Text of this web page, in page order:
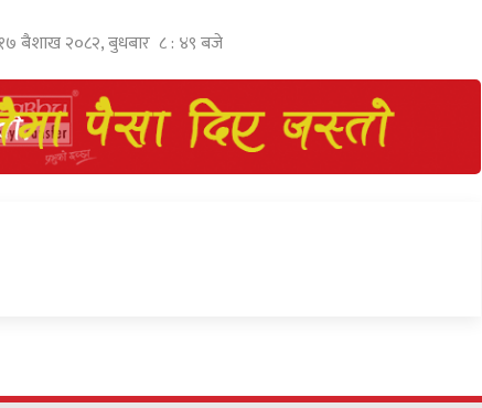
१७ बैशाख २०८२, बुधबार ८ : ४९ बजे